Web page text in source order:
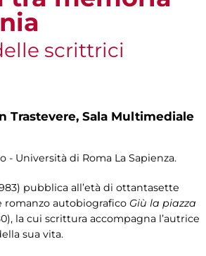
scrittrici
Trastevere, Sala Multimediale
- Università di Roma La Sapienza.
pubblica all’età di ottantasette
autobiografico Giù la piazza
la cui scrittura accompagna l’autrice
sua vita.